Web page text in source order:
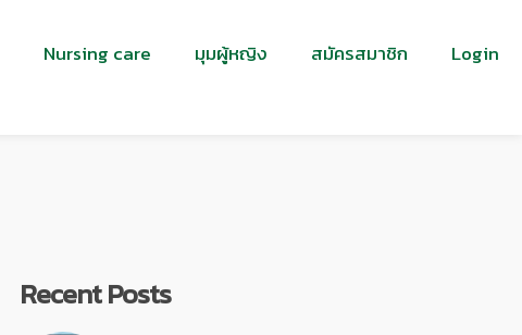
Nursing care มุมผู้หญิง สมัครสมาชิก Login
Recent Posts